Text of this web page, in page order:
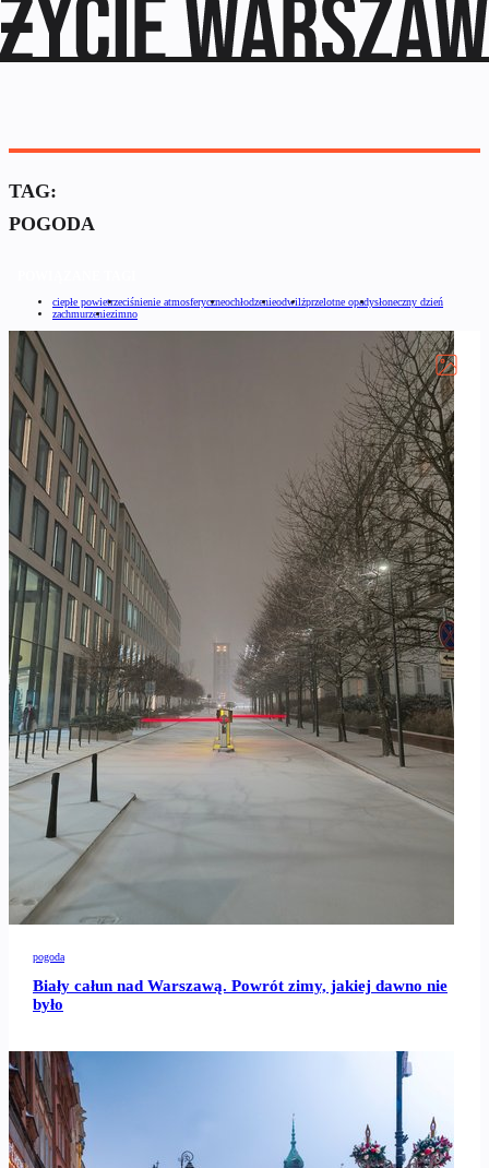
TAG:
POGODA
ciepłe powietrzeciśnienie atmosferyczneochłodzenieodwilżprzelotne opadysłoneczny dzień
zachmurzeniezimno
pogoda
Biały całun nad Warszawą. Powrót zimy, jakiej dawno nie
było